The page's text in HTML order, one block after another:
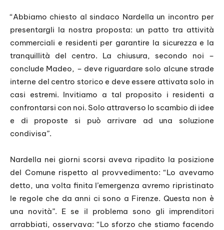
“Abbiamo chiesto al sindaco Nardella un incontro per
presentargli la nostra proposta: un patto tra attività
commerciali e residenti per garantire la sicurezza e la
tranquillità del centro. La chiusura, secondo noi –
conclude Madeo, – deve riguardare solo alcune strade
interne del centro storico e deve essere attivata solo in
casi estremi. Invitiamo a tal proposito i residenti a
confrontarsi con noi. Solo attraverso lo scambio di idee
e di proposte si può arrivare ad una soluzione
condivisa”.
Nardella nei giorni scorsi aveva ripadito la posizione
del Comune rispetto al provvedimento: “Lo avevamo
detto, una volta finita l’emergenza avremo ripristinato
le regole che da anni ci sono a Firenze. Questa non è
una novità”. E se il problema sono gli imprenditori
arrabbiati, osservava: “Lo sforzo che stiamo facendo